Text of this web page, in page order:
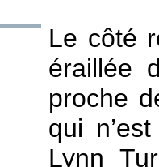
Le côté
éraillée
proche
qui
Lynn